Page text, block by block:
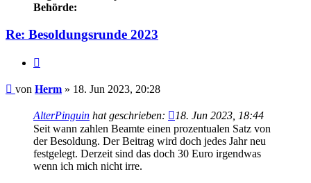
Behörde:
Re: Besoldungsrunde 2023
Beitrag
von Herm » 18. Jun 2023, 20:28
AlterPinguin hat geschrieben:
18. Jun 2023, 18:44
Seit wann zahlen Beamte einen prozentualen Satz von
der Besoldung. Der Beitrag wird doch jedes Jahr neu
festgelegt. Derzeit sind das doch 30 Euro irgendwas
wenn ich mich nicht irre.